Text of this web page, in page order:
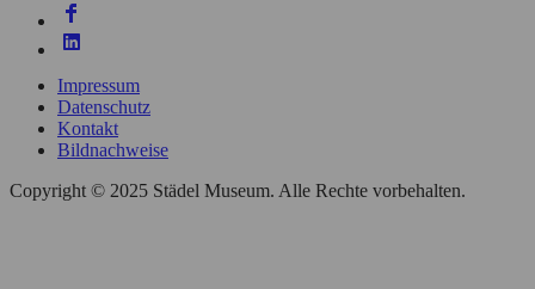
Impressum
Datenschutz
Kontakt
Bildnachweise
Copyright © 2025 Städel Museum. Alle Rechte vorbehalten.